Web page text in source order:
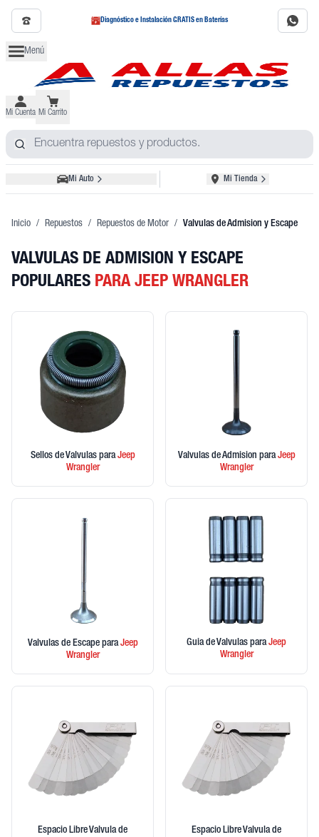
Diagnóstico e Instalación GRATIS en Baterías
Menú
Mi Cuenta Mi Carrito
Mi Auto Mi Tienda
Inicio / Repuestos / Repuestos de Motor / Valvulas de Admision y Escape
VALVULAS DE ADMISION Y ESCAPE
POPULARES PARA JEEP WRANGLER
Sellos de Valvulas paraJeep
Wrangler
Valvulas de Admision paraJeep
Wrangler
Valvulas de Escape paraJeep
Wrangler
Guia de Valvulas paraJeep
Wrangler
Espacio Libre Valvula de
Espacio Libre Valvula de